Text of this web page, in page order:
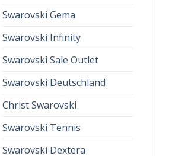
Swarovski Gema
Swarovski Infinity
Swarovski Sale Outlet
Swarovski Deutschland
Christ Swarovski
Swarovski Tennis
Swarovski Dextera